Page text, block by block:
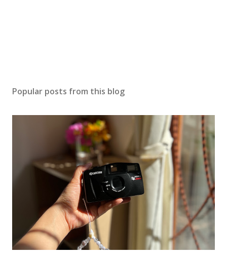
Popular posts from this blog